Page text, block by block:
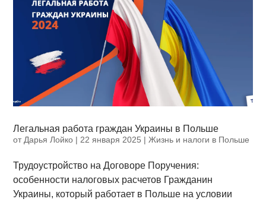
Легальная работа граждан Украины в Польше
отДарья Лойко |22 января 2025 |Жизнь и налоги в Польше
Трудоустройство на Договоре Поручения:
особенности налоговых расчетов Гражданин
Украины, который работает в Польше на условии